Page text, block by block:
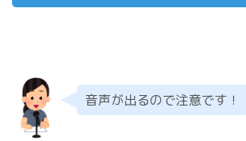
音声が出るので注意です！